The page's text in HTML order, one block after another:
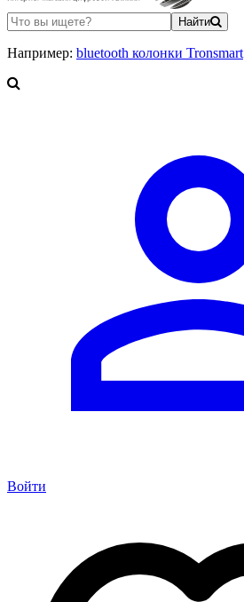
Найти
Например: bluetooth колонки Tronsmart
Войти